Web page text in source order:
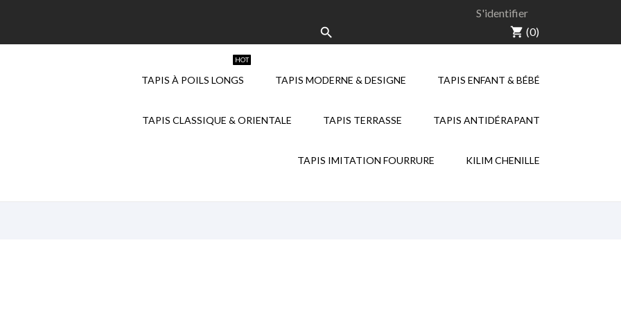
S'identifier
 shopping_cart (0)
TAPIS À POILS LONGS
HOT
TAPIS MODERNE & DESIGNE TAPIS ENFANT & BÉBÉ
TAPIS CLASSIQUE & ORIENTALE TAPIS TERRASSE TAPIS ANTIDÉRAPANT
TAPIS IMITATION FOURRURE KILIM CHENILLE